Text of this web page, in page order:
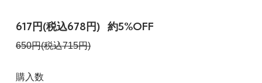
617円(税込678円) 約5%OFF
650円(税込715円)
購入数